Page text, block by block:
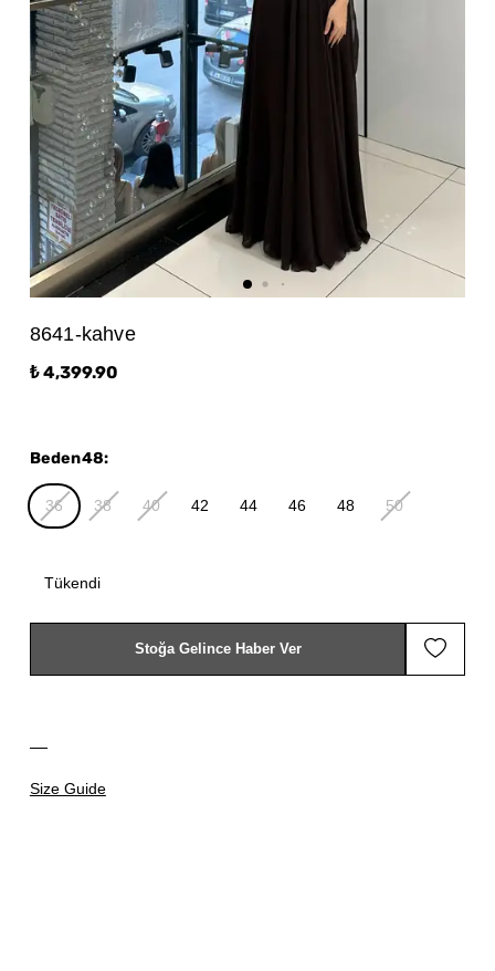
8641-kahve
₺ 4,399.90
Size Guide
Beden48:
36 38 40 42 44 46 48 50
Tükendi
Stoğa Gelince Haber Ver